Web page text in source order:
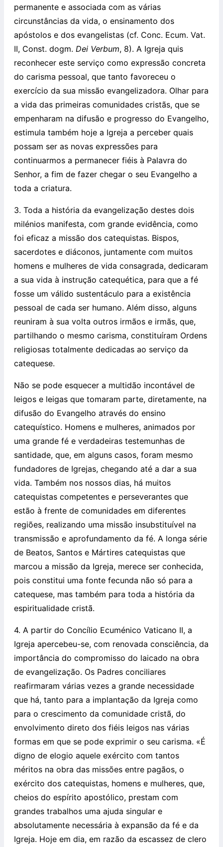
permanente e associada com as várias
circunstâncias da vida, o ensinamento dos
apóstolos e dos evangelistas (cf. Conc. Ecum. Vat.
II, Const. dogm. Dei Verbum, 8). A Igreja quis
reconhecer este serviço como expressão concreta
do carisma pessoal, que tanto favoreceu o
exercício da sua missão evangelizadora. Olhar para
a vida das primeiras comunidades cristãs, que se
empenharam na difusão e progresso do Evangelho,
estimula também hoje a Igreja a perceber quais
possam ser as novas expressões para
continuarmos a permanecer fiéis à Palavra do
Senhor, a fim de fazer chegar o seu Evangelho a
toda a criatura.
3. Toda a história da evangelização destes dois
milénios manifesta, com grande evidência, como
foi eficaz a missão dos catequistas. Bispos,
sacerdotes e diáconos, juntamente com muitos
homens e mulheres de vida consagrada, dedicaram
a sua vida à instrução catequética, para que a fé
fosse um válido sustentáculo para a existência
pessoal de cada ser humano. Além disso, alguns
reuniram à sua volta outros irmãos e irmãs, que,
partilhando o mesmo carisma, constituíram Ordens
religiosas totalmente dedicadas ao serviço da
catequese.
Não se pode esquecer a multidão incontável de
leigos e leigas que tomaram parte, diretamente, na
difusão do Evangelho através do ensino
catequístico. Homens e mulheres, animados por
uma grande fé e verdadeiras testemunhas de
santidade, que, em alguns casos, foram mesmo
fundadores de Igrejas, chegando até a dar a sua
vida. Também nos nossos dias, há muitos
catequistas competentes e perseverantes que
estão à frente de comunidades em diferentes
regiões, realizando uma missão insubstituível na
transmissão e aprofundamento da fé. A longa série
de Beatos, Santos e Mártires catequistas que
marcou a missão da Igreja, merece ser conhecida,
pois constitui uma fonte fecunda não só para a
catequese, mas também para toda a história da
espiritualidade cristã.
4. A partir do Concílio Ecuménico Vaticano II, a
Igreja apercebeu-se, com renovada consciência, da
importância do compromisso do laicado na obra
de evangelização. Os Padres conciliares
reafirmaram várias vezes a grande necessidade
que há, tanto para a implantação da Igreja como
para o crescimento da comunidade cristã, do
envolvimento direto dos fiéis leigos nas várias
formas em que se pode exprimir o seu carisma. «É
digno de elogio aquele exército com tantos
méritos na obra das missões entre pagãos, o
exército dos catequistas, homens e mulheres, que,
cheios do espírito apostólico, prestam com
grandes trabalhos uma ajuda singular e
absolutamente necessária à expansão da fé e da
Igreja. Hoje em dia, em razão da escassez de clero